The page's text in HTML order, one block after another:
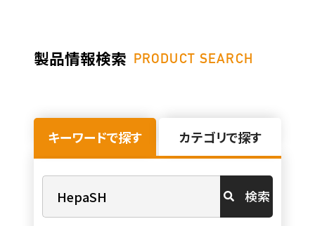
製品情報検索 PRODUCT SEARCH
キーワードで探す カテゴリで探す
検索